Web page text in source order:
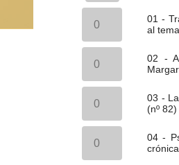
completa
papel)
cantidad
01
y
contratransferencias
neuróticas.
Introducción
del
Juan
Francisco
01 -
al
02
de
transferencia
delirante
(transferencia
psicótica).
02 -
03
contratransferencia
pensamiento
03 -
(nº 82)
04
04 -